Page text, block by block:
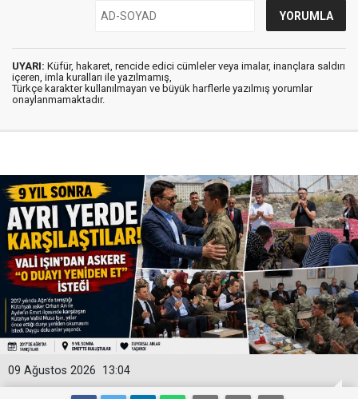
UYARI: Küfür, hakaret, rencide edici cümleler veya imalar, inançlara saldırı
içeren, imla kuralları ile yazılmamış,
Türkçe karakter kullanılmayan ve büyük harflerle yazılmış yorumlar
onaylanmamaktadır.
13:04
09 Ağustos 2026